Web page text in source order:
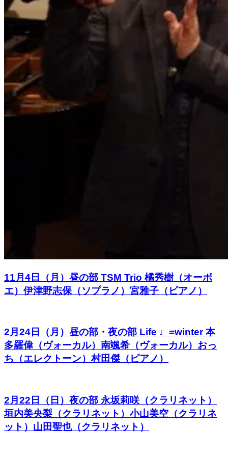
11月4日（月）昼の部 TSM Trio 橘秀樹（オーボ
エ）伊津野志保（ソプラノ）宮雅子（ピアノ）
2月24日（月）昼の部・夜の部 Life ♩=winter 本
多羅偉（ヴォーカル）南颯希（ヴォーカル）おっ
ち（エレクトーン）村田傑（ピアノ）
2月22日（日）夜の部 永坂莉咲（クラリネット）
垣内美央梨（クラリネット）小山美空（クラリネ
ット）山田聖也（クラリネット）